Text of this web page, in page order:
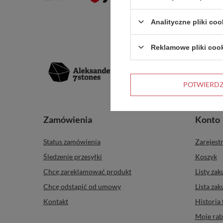
Zamówienia
Status zamówienia
Śledzenie przesyłki
Chcę zareklamować produkt
Chcę odstąpić od umowy
Kontakt
Konto
Koszyk
Listy
Lista
Historia
Moje
Analityczne pliki
Reklamowe pliki